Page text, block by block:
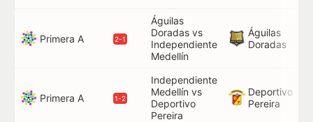
Primera A 2-1
Águilas
Doradas vs
Independiente
Medellín
Águilas
Doradas
Primera A 1-2
Independiente
Medellín vs
Deportivo
Pereira
Deportivo
Pereira